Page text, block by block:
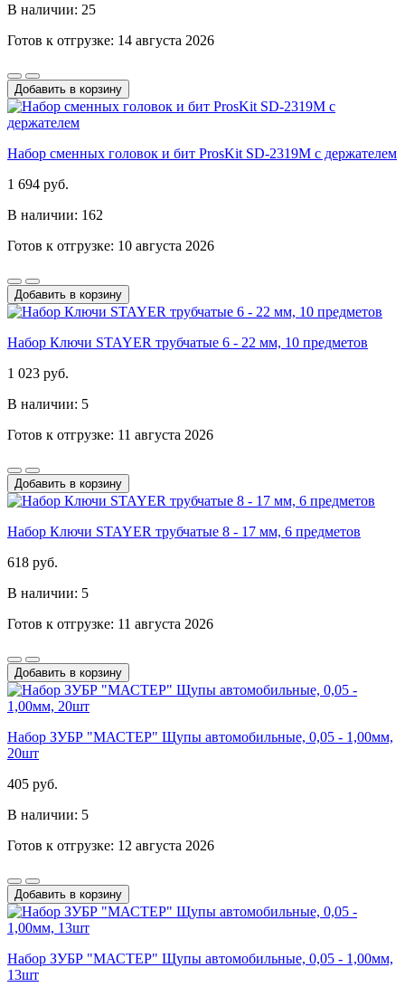
В наличии: 25
Готов к отгрузке: 14 августа 2026
Добавить в корзину
Набор сменных головок и бит ProsKit SD-2319M с держателем
1 694 руб.
В наличии: 162
Готов к отгрузке: 10 августа 2026
Добавить в корзину
Набор Ключи STAYER трубчатые 6 - 22 мм, 10 предметов
1 023 руб.
В наличии: 5
Готов к отгрузке: 11 августа 2026
Добавить в корзину
Набор Ключи STAYER трубчатые 8 - 17 мм, 6 предметов
618 руб.
В наличии: 5
Готов к отгрузке: 11 августа 2026
Добавить в корзину
Набор ЗУБР "МАСТЕР" Щупы автомобильные, 0,05 - 1,00мм,
20шт
405 руб.
В наличии: 5
Готов к отгрузке: 12 августа 2026
Добавить в корзину
Набор ЗУБР "МАСТЕР" Щупы автомобильные, 0,05 - 1,00мм,
13шт